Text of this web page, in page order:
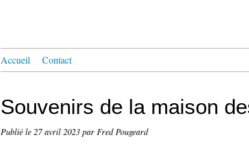
Accueil Contact
Souvenirs de la maison
Publié le 27 avril 2023 par Fred Pougeard